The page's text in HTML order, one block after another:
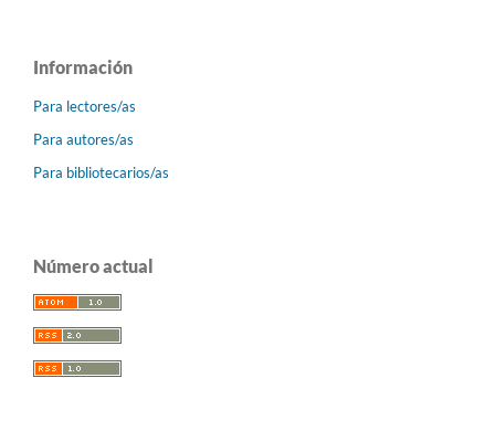
Información
Para lectores/as
Para autores/as
Para bibliotecarios/as
Número actual